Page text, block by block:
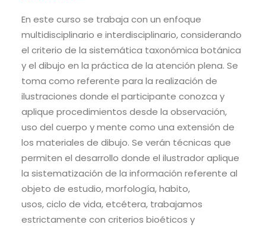
En este curso se trabaja con un enfoque
multidisciplinario e interdisciplinario, considerando
el criterio de la sistemática taxonómica botánica
y el dibujo en la práctica de la atención plena. Se
toma como referente para la realización de
ilustraciones donde el participante conozca y
aplique procedimientos desde la observación,
uso del cuerpo y mente como una extensión de
los materiales de dibujo. Se verán técnicas que
permiten el desarrollo donde el ilustrador aplique
la sistematización de la información referente al
objeto de estudio, morfología, habito,
usos, ciclo de vida, etcétera, trabajamos
estrictamente con criterios bioéticos y